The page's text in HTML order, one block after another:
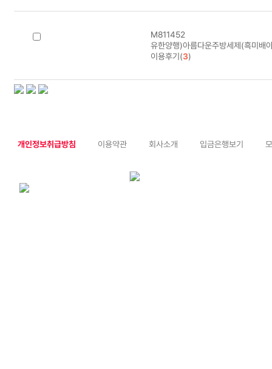
M811452
유한양행)아름다운주방세제(흑미
이용후기(3)
개인정보취급방침 이용약관 회사소개 입금은행보기